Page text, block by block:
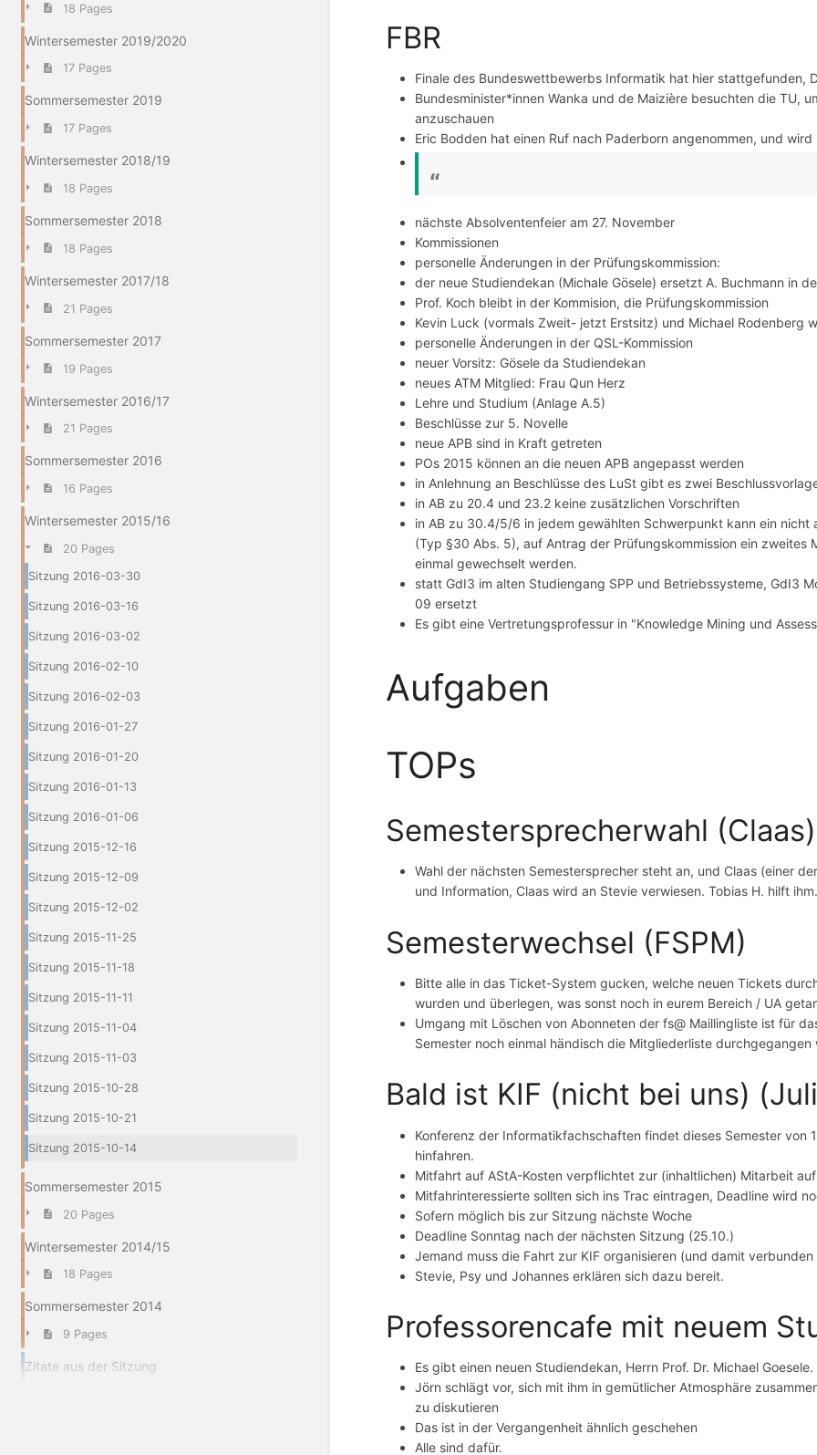
18 Pages
Wintersemester 2019/2020
17 Pages
Sommersemester 2019
17 Pages
Wintersemester 2018/19
18 Pages
Sommersemester 2018
18 Pages
Wintersemester 2017/18
21 Pages
Sommersemester 2017
19 Pages
Wintersemester 2016/17
21 Pages
Sommersemester 2016
16 Pages
Wintersemester 2015/16
20 Pages
Sitzung 2016-03-30
Sitzung 2016-03-16
Sitzung 2016-03-02
Sitzung 2016-02-10
Sitzung 2016-02-03
Sitzung 2016-01-27
Sitzung 2016-01-20
Sitzung 2016-01-13
Sitzung 2016-01-06
Sitzung 2015-12-16
Sitzung 2015-12-09
Sitzung 2015-12-02
Sitzung 2015-11-25
Sitzung 2015-11-18
Sitzung 2015-11-11
Sitzung 2015-11-04
Sitzung 2015-11-03
Sitzung 2015-10-28
Sitzung 2015-10-21
Sitzung 2015-10-14
Sommersemester 2015
20 Pages
Wintersemester 2014/15
18 Pages
Sommersemester 2014
9 Pages
Zitate aus der Sitzung
FBR
Finale des Bundeswettbewerbs Informatik hat hier stattgefunden,
Bundesminister*innen Wanka und de Maizière besuchten die TU,
anzuschauen
Eric Bodden hat einen Ruf nach Paderborn angenommen, und
nächste Absolventenfeier am 27. November
Kommissionen
personelle Änderungen in der Prüfungskommission:
der neue Studiendekan (Michale Gösele) ersetzt A. Buchmann in
Prof. Koch bleibt in der Kommision, die Prüfungskommission
Kevin Luck (vormals Zweit- jetzt Erstsitz) und Michael Rodenberg
personelle Änderungen in der QSL-Kommission
neuer Vorsitz: Gösele da Studiendekan
neues ATM Mitglied: Frau Qun Herz
Lehre und Studium (Anlage A.5)
Beschlüsse zur 5. Novelle
neue APB sind in Kraft getreten
POs 2015 können an die neuen APB angepasst werden
in Anlehnung an Beschlüsse des LuSt gibt es zwei
in AB zu 20.4 und 23.2 keine zusätzlichen Vorschriften
in AB zu 30.4/5/6 in jedem gewählten Schwerpunkt kann ein
(Typ §30 Abs. 5), auf Antrag der Prüfungskommission ein
einmal gewechselt werden.
statt GdI3 im alten Studiengang SPP und Betriebssysteme, GdI3
09 ersetzt
Es gibt eine Vertretungsprofessur in "Knowledge Mining und
Aufgaben
TOPs
Semestersprecherwahl (Claas)
Wahl der nächsten Semestersprecher steht an, und Claas (einer
und Information, Claas wird an Stevie verwiesen. Tobias H. hilft
Semesterwechsel (FSPM)
Bitte alle in das Ticket-System gucken, welche neuen Tickets
wurden und überlegen, was sonst noch in eurem Bereich / UA
Umgang mit Löschen von Abonneten der fs@ Maillingliste ist für
Semester noch einmal händisch die Mitgliederliste
Bald ist KIF (nicht bei uns)
Konferenz der Informatikfachschaften findet dieses Semester von
hinfahren.
Mitfahrt auf AStA-Kosten verpflichtet zur (inhaltlichen) Mitarbeit
Mitfahrinteressierte sollten sich ins Trac eintragen, Deadline wird
Sofern möglich bis zur Sitzung nächste Woche
Deadline Sonntag nach der nächsten Sitzung (25.10.)
Jemand muss die Fahrt zur KIF organisieren (und damit
Stevie, Psy und Johannes erklären sich dazu bereit.
Professorencafe mit neuem
Es gibt einen neuen Studiendekan, Herrn Prof. Dr. Michael Goesele.
Jörn schlägt vor, sich mit ihm in gemütlicher Atmosphäre
zu diskutieren
Das ist in der Vergangenheit ähnlich geschehen
Alle sind dafür.